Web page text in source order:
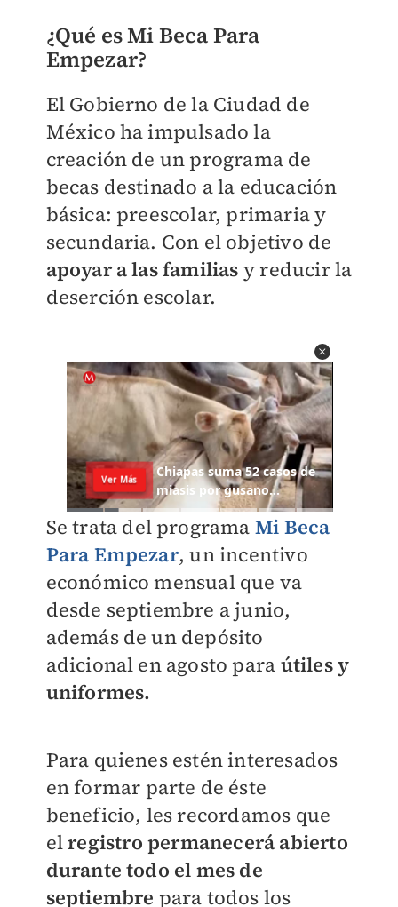
¿Qué es Mi Beca Para
Empezar?
El Gobierno de la Ciudad de
México ha impulsado la
creación de un programa de
becas destinado a la educación
básica: preescolar, primaria y
secundaria. Con el objetivo de
apoyar a las familias y reducir la
deserción escolar.
Se trata del programa Mi Beca
Para Empezar, un incentivo
económico mensual que va
desde septiembre a junio,
además de un depósito
adicional en agosto para útiles y
uniformes.
Para quienes estén interesados
en formar parte de éste
beneficio, les recordamos que
elregistro permanecerá abierto
durante todo el mes de
septiembre para todos los